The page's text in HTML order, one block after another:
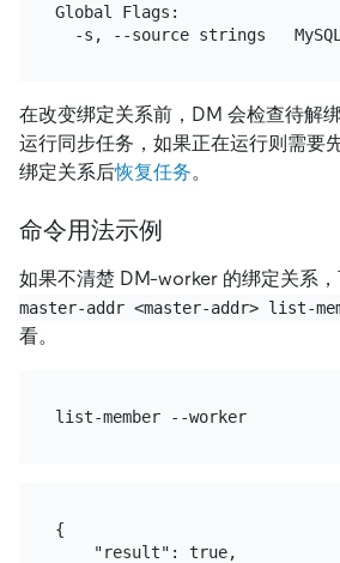
Global Flags:
在改变绑定关系前，DM 会检查待解
运行同步任务，如果正在运行则需要
绑定关系后恢复任务。
命令用法示例
如果不清楚 DM-worker 的绑定关系
master-addr <master-addr> list-
看。
list-member --worker
{
    "result": true,